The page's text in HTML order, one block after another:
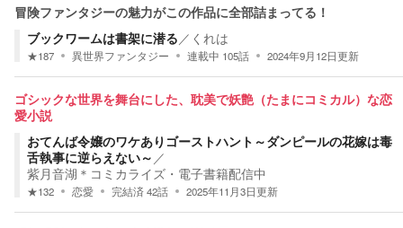
冒険ファンタジーの魅力がこの作品に全部詰まってる！
ブックワームは書架に潜る／ くれは
★187 異世界ファンタジー 連載中 105話 2024年9月12日更新
ゴシックな世界を舞台にした、耽美で妖艶（たまにコミカル）な恋
愛小説
おてんば令嬢のワケありゴーストハント～ダンピールの花嫁は毒
舌執事に逆らえない～ ／
紫月音湖＊コミカライズ・電子書籍配信中
★132 恋愛 完結済42話 2025年11月3日更新